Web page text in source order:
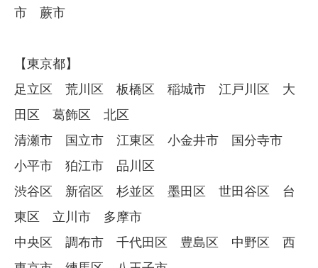
市 蕨市
【東京都】
足立区 荒川区 板橋区 稲城市 江戸川区 大
田区 葛飾区 北区
清瀬市 国立市 江東区 小金井市 国分寺市
小平市 狛江市 品川区
渋谷区 新宿区 杉並区 墨田区 世田谷区 台
東区 立川市 多摩市
中央区 調布市 千代田区 豊島区 中野区 西